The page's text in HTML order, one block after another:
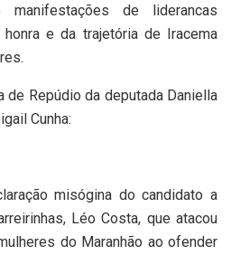
manifestações de liderancas
e da trajetória de Iracema
de Repúdio da deputada Daniella
Cunha:
misógina do candidato a
Léo Costa, que atacou
do Maranhão ao ofender